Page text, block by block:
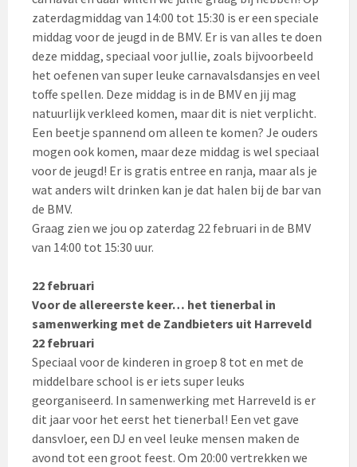
zaterdagmiddag van 14:00 tot 15:30 is er een speciale
middag voor de jeugd in de BMV. Er is van alles te doen
deze middag, speciaal voor jullie, zoals bijvoorbeeld
het oefenen van super leuke carnavalsdansjes en veel
toffe spellen. Deze middag is in de BMV en jij mag
natuurlijk verkleed komen, maar dit is niet verplicht.
Een beetje spannend om alleen te komen? Je ouders
mogen ook komen, maar deze middag is wel speciaal
voor de jeugd! Er is gratis entree en ranja, maar als je
wat anders wilt drinken kan je dat halen bij de bar van
de BMV.
Graag zien we jou op zaterdag 22 februari in de BMV
van 14:00 tot 15:30 uur.
22 februari
Voor de allereerste keer… het tienerbal in
samenwerking met de Zandbieters uit Harreveld
22 februari
Speciaal voor de kinderen in groep 8 tot en met de
middelbare school is er iets super leuks
georganiseerd. In samenwerking met Harreveld is er
dit jaar voor het eerst het tienerbal! Een vet gave
dansvloer, een DJ en veel leuke mensen maken de
avond tot een groot feest. Om 20:00 vertrekken we